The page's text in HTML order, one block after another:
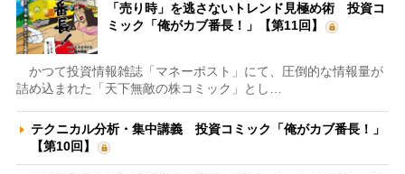
「売り時」を逃さないトレンド見極め術 投資コ
ミック「俺がカブ番長！」【第11回】
かつて投資情報雑誌「マネーポスト」にて、圧倒的な情報量が
詰め込まれた「天下無敵の株コミック」とし…
テクニカル分析・集中講義 投資コミック「俺がカブ番長！」
【第10回】